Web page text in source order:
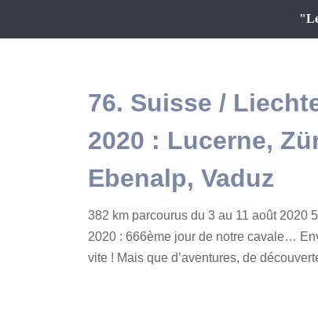
76. Suisse /
2020 : Lucerne,
Ebenalp, Vaduz
382 km parcourus du 3 au 11 août 2020
2020 : 666ème jour de notre cavale…
vite ! Mais que d’aventures, de